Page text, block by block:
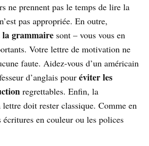
ne prennent pas le temps de lire la
pas appropriée. En outre,
la grammaire sont – vous vous en
Votre lettre de motivation ne
faute. Aidez-vous d’un américain
d’anglais pour éviter les
regrettables. Enfin, la
doit rester classique. Comme en
écritures en couleur ou les polices